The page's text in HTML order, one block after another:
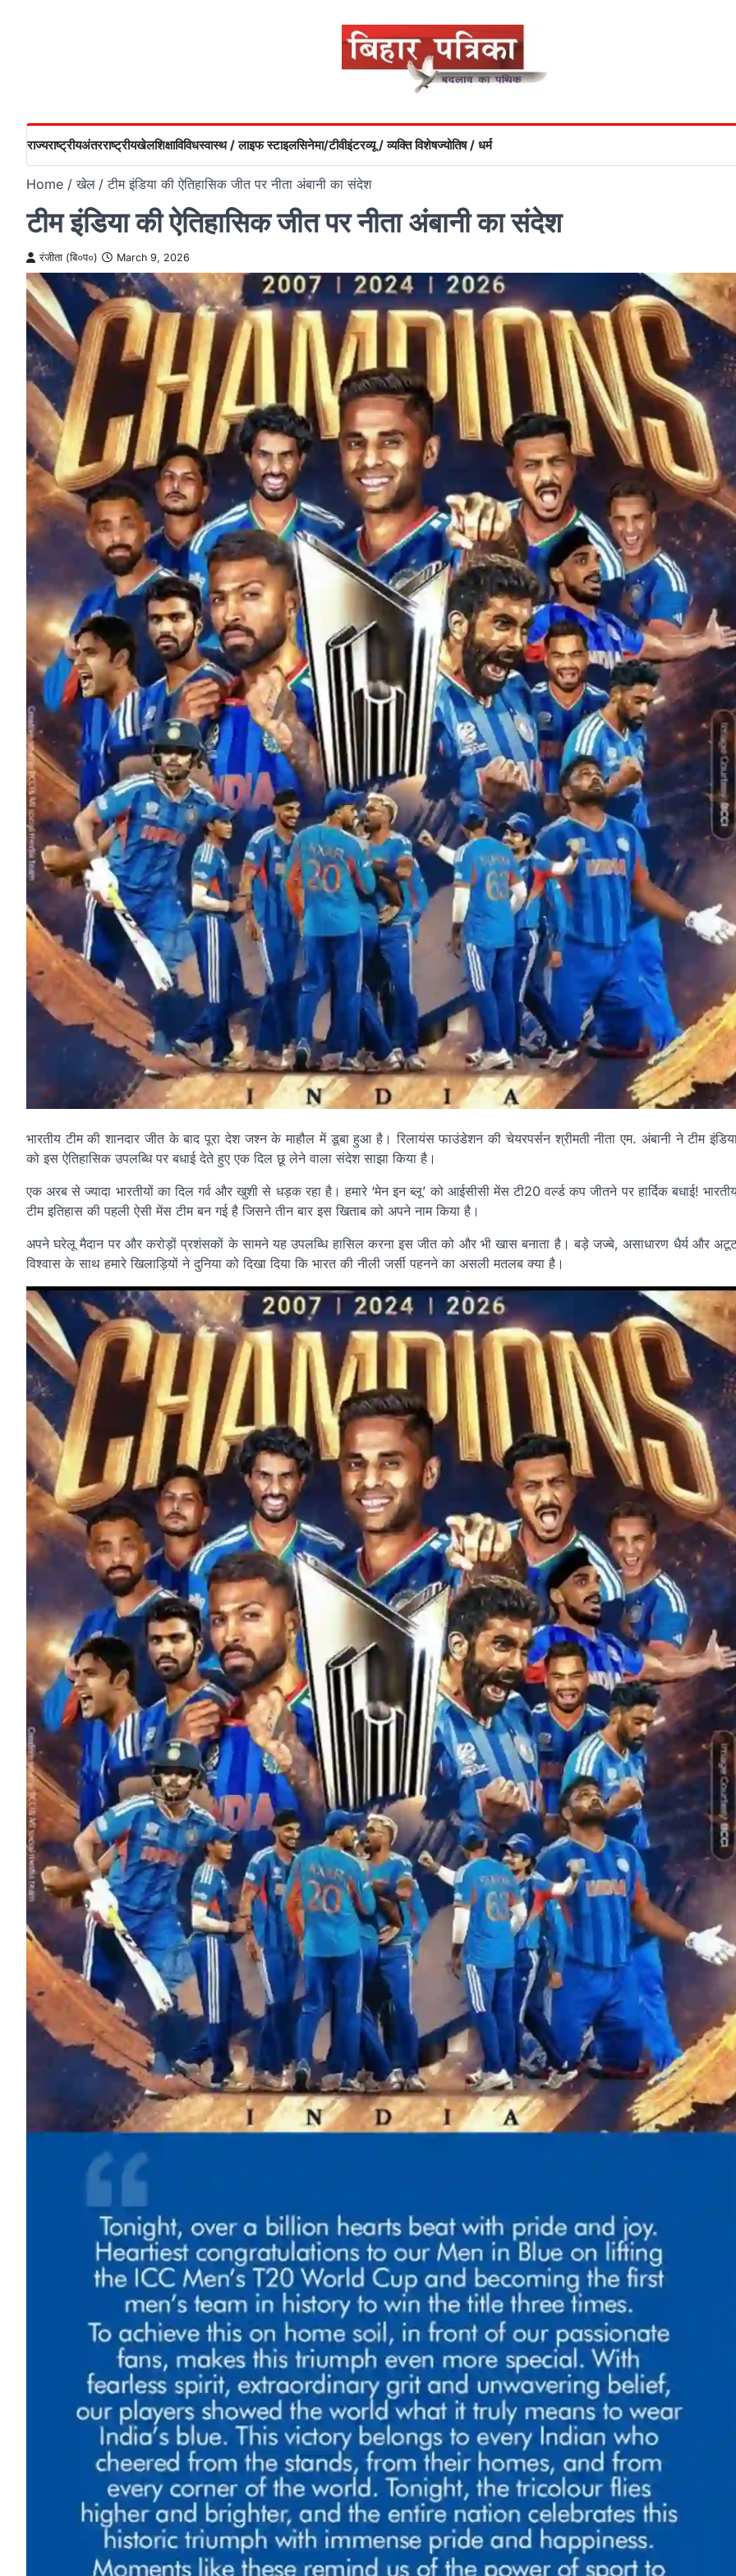
राज्यराष्ट्रीयअंतरराष्ट्रीयखेलशिक्षाविविधस्वास्थ / लाइफ स्टाइलसिनेमा/टीवीइंटरव्यू / व्यक्ति विशेषज्योतिष / धर्म
Home खेल टीम इंडिया की ऐतिहासिक जीत पर नीता अंबानी का संदेश
टीम इंडिया की ऐतिहासिक जीत पर नीता अंबानी का संदेश
रंजीता (बि०प०) March 9, 2026
भारतीय टीम की शानदार जीत के बाद पूरा देश जश्न के माहौल में डूबा हुआ है। रिलायंस फाउंडेशन की चेयरपर्सन श्रीमती नीता एम. अंबानी ने टीम
को इस ऐतिहासिक उपलब्धि पर बधाई देते हुए एक दिल छू लेने वाला संदेश साझा किया है।
एक अरब से ज्यादा भारतीयों का दिल गर्व और खुशी से धड़क रहा है। हमारे ‘मेन इन ब्लू’ को आईसीसी मेंस टी20 वर्ल्ड कप जीतने पर हार्दिक बधाई!
टीम इतिहास की पहली ऐसी मेंस टीम बन गई है जिसने तीन बार इस खिताब को अपने नाम किया है।
अपने घरेलू मैदान पर और करोड़ों प्रशंसकों के सामने यह उपलब्धि हासिल करना इस जीत को और भी खास बनाता है। बड़े जज्बे, असाधारण धैर्य और
विश्वास के साथ हमारे खिलाड़ियों ने दुनिया को दिखा दिया कि भारत की नीली जर्सी पहनने का असली मतलब क्या है।